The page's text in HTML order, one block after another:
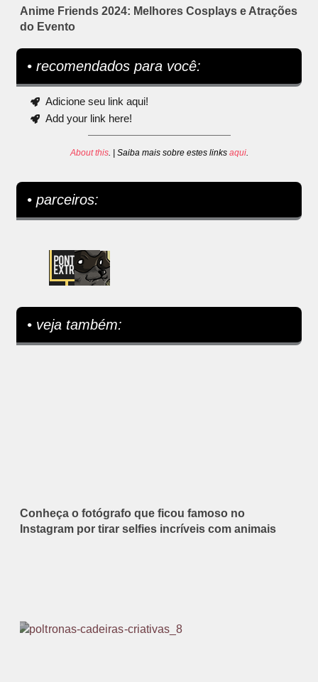
Anime Friends 2024: Melhores Cosplays e Atrações
do Evento
• recomendados para você:
Adicione seu link aqui!
Add your link here!
About this. | Saiba mais sobre estes links aqui.
• parceiros:
• veja também:
Conheça o fotógrafo que ficou famoso no
Instagram por tirar selfies incríveis com animais